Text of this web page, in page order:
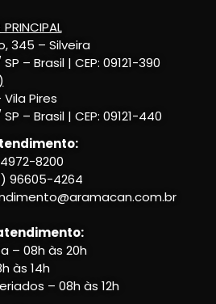
345 – Silveira
– Brasil | CEP: 09121-390
Vila Pires
– Brasil | CEP: 09121-440
8200
96605-4264
– 08h às 20h
às 14h
– 08h às 12h